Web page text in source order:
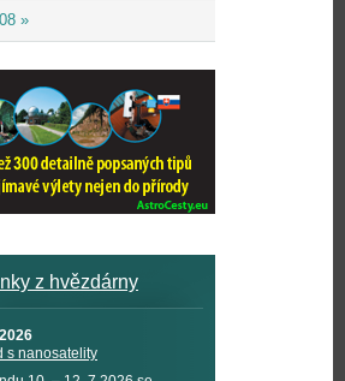
»
z hvězdárny
s nanosatelity